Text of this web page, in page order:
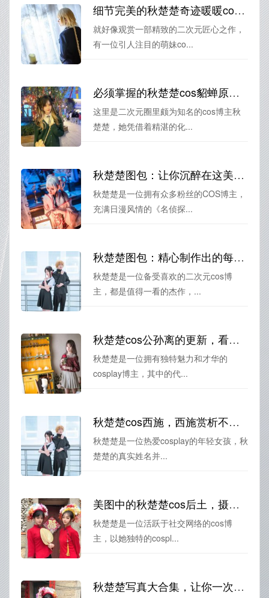
细节完美的秋楚楚奇迹暖暖cos照片，美得让我想不停地观赏。
就好像观赏一部精致的二次元匠心之作，
有一位引人注目的萌妹co...
必须掌握的秋楚楚cos貂蝉原皮合集，内容丰富多彩
这里是二次元圈里颇为知名的cos博主秋
楚楚，她凭借着精湛的化...
秋楚楚图包：让你沉醉在这美图的海洋中
秋楚楚是一位拥有众多粉丝的COS博主，
充满日漫风情的《名侦探...
秋楚楚图包：精心制作出的每一张照片都是艺术品
秋楚楚是一位备受喜欢的二次元cos博
主，都是值得一看的杰作，...
秋楚楚cos公孙离的更新，看到你就控制不住喜欢她
秋楚楚是一位拥有独特魅力和才华的
cosplay博主，其中的代...
秋楚楚cos西施，西施赏析不容错过
秋楚楚是一位热爱cosplay的年轻女孩，秋
楚楚的真实姓名并...
美图中的秋楚楚cos后土，摄影之美无可比拟
秋楚楚是一位活跃于社交网络的cos博
主，以她独特的cospl...
秋楚楚写真大合集，让你一次get所有照片